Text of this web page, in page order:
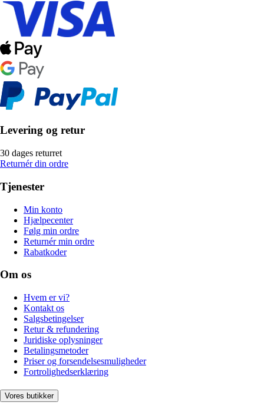
Levering og retur
30 dages returret
Returnér din ordre
Tjenester
Min konto
Hjælpecenter
Følg min ordre
Returnér min ordre
Rabatkoder
Om os
Hvem er vi?
Kontakt os
Salgsbetingelser
Retur & refundering
Juridiske oplysninger
Betalingsmetoder
Priser og forsendelsesmuligheder
Fortrolighedserklæring
Vores butikker